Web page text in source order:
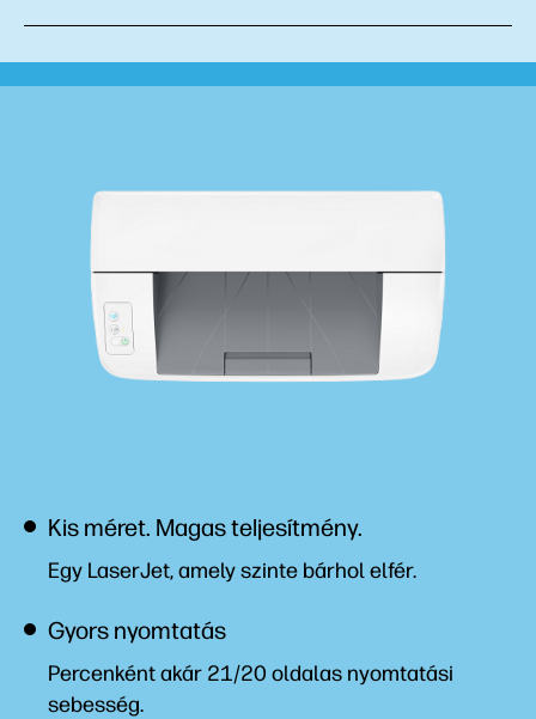
Kis méret. Magas teljesítmény.
Egy LaserJet, amely szinte bárhol elfér.
Gyors nyomtatás
Percenként akár 21/20 oldalas nyomtatási
sebesség.